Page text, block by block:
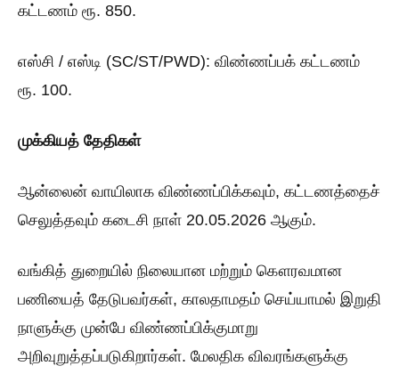
கட்டணம் ரூ. 850.
எஸ்சி / எஸ்டி (SC/ST/PWD): விண்ணப்பக் கட்டணம்
ரூ. 100.
முக்கியத் தேதிகள்
ஆன்லைன் வாயிலாக விண்ணப்பிக்கவும், கட்டணத்தைச்
செலுத்தவும் கடைசி நாள் 20.05.2026 ஆகும்.
வங்கித் துறையில் நிலையான மற்றும் கௌரவமான
பணியைத் தேடுபவர்கள், காலதாமதம் செய்யாமல் இறுதி
நாளுக்கு முன்பே விண்ணப்பிக்குமாறு
அறிவுறுத்தப்படுகிறார்கள். மேலதிக விவரங்களுக்கு